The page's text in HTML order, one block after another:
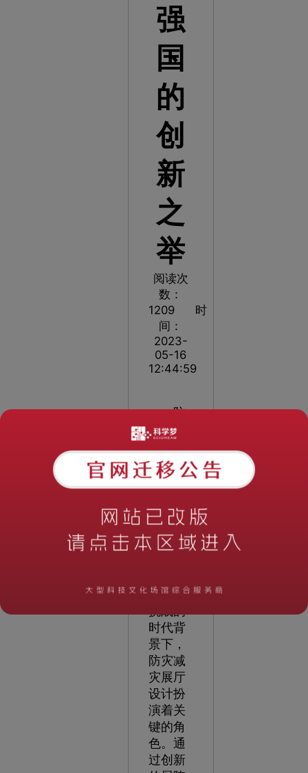
强
国
的
创
新
之
举
阅读次
数：
1209
时
间：
2023-
05-16
12:44:59
防
灾减灾
计是建
设安全
重要创
新之
举。在
风险和
挑战的
时代背
景下，
防灾减
灾展厅
设计扮
演着关
键的角
色。通
过创新